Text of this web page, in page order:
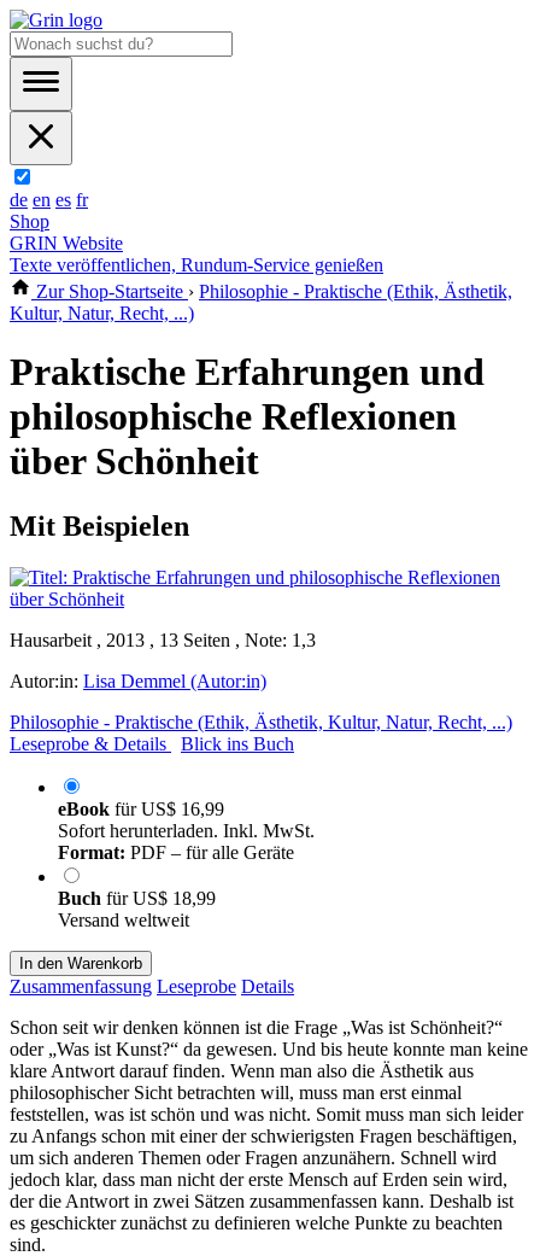
de en es fr
Shop
GRIN Website
Texte veröffentlichen, Rundum-Service genießen
Zur Shop-Startseite › Philosophie - Praktische (Ethik, Ästhetik,
Kultur, Natur, Recht, ...)
Praktische Erfahrungen und
philosophische Reflexionen
über Schönheit
Mit Beispielen
Hausarbeit , 2013 , 13 Seiten , Note: 1,3
Autor:in: Lisa Demmel (Autor:in)
Philosophie - Praktische (Ethik, Ästhetik, Kultur, Natur, Recht, ...)
Leseprobe & Details
Blick ins Buch
eBook fürUS$ 16,99
Sofort herunterladen. Inkl. MwSt.
Format: PDF – für alle Geräte
Buch fürUS$ 18,99
Versand weltweit
In den Warenkorb
Zusammenfassung Leseprobe Details
Schon seit wir denken können ist die Frage „Was ist Schönheit?“
oder „Was ist Kunst?“ da gewesen. Und bis heute konnte man keine
klare Antwort darauf finden. Wenn man also die Ästhetik aus
philosophischer Sicht betrachten will, muss man erst einmal
feststellen, was ist schön und was nicht. Somit muss man sich leider
zu Anfangs schon mit einer der schwierigsten Fragen beschäftigen,
um sich anderen Themen oder Fragen anzunähern. Schnell wird
jedoch klar, dass man nicht der erste Mensch auf Erden sein wird,
der die Antwort in zwei Sätzen zusammenfassen kann. Deshalb ist
es geschickter zunächst zu definieren welche Punkte zu beachten
sind.